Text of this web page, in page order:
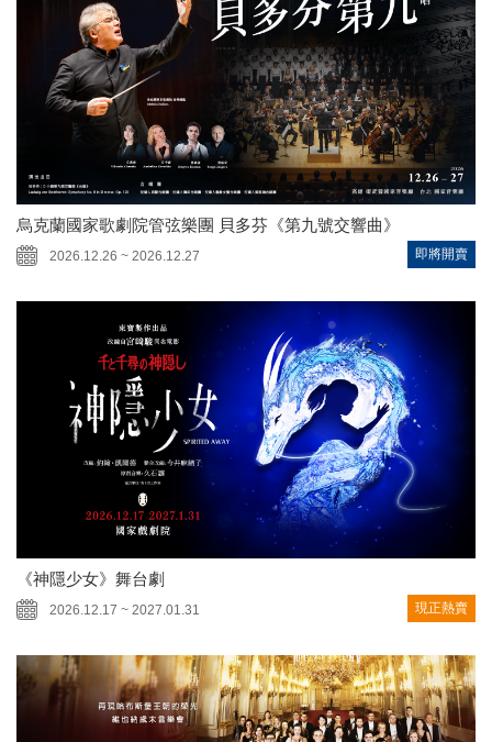
烏克蘭國家歌劇院管弦樂團 貝多芬《第九號交響曲》
2026.12.26 ~ 2026.12.27 即將開賣
《神隱少女》舞台劇
2026.12.17 ~ 2027.01.31 現正熱賣